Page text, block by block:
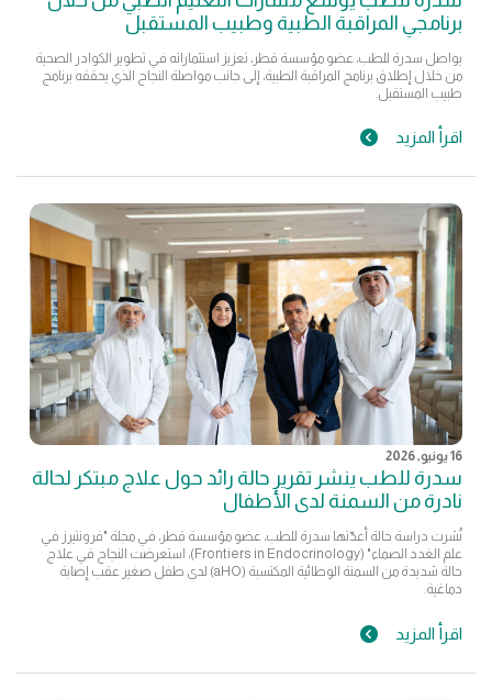
برنامجي المراقبة الطبية وطبيب المستقبل
يواصل سدرة للطب، عضو مؤسسة قطر، تعزيز استثماراته في تطوير الكوادر الصحية
من خلال إطلاق برنامج المراقبة الطبية، إلى جانب مواصلة النجاح الذي يحققه برنامج
طبيب المستقبل.
اقرأ المزيد
16 يونيو, 2026
سدرة للطب ينشر تقرير حالة رائد حول علاج مبتكر لحالة
نادرة من السمنة لدى الأطفال
نُشرت دراسة حالة أعدّتها سدرة للطب، عضو مؤسسة قطر، في مجلة "فرونتيرز في
علم الغدد الصماء" (Frontiers in Endocrinology)، استعرضت النجاح في علاج
حالة شديدة من السمنة الوطائية المكتسبة (aHO) لدى طفل صغير عقب إصابة
دماغية.
اقرأ المزيد